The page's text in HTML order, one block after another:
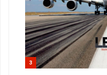
3